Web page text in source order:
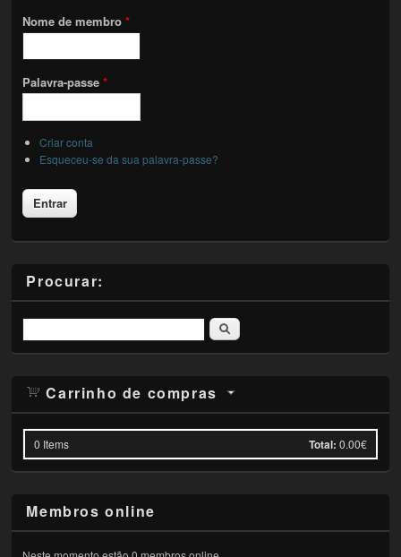
Nome de membro*
Palavra-passe*
Criar conta
Esqueceu-se da sua palavra-passe?
Procurar:
Pesquisar
Carrinho de compras
0 Items Total: 0.00€
Membros online